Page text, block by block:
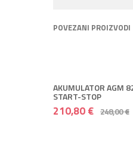
POVEZANI PROIZVODI
AKUMULATOR AGM
START-STOP
210,80 € 248,00 €